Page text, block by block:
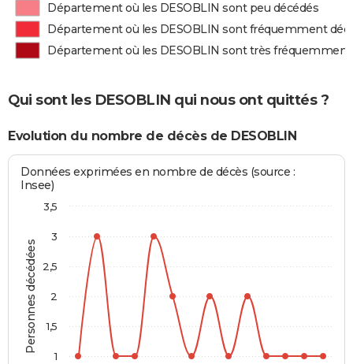
Département où les DESOBLIN sont peu décédés
Département où les DESOBLIN sont fréquemment
Département où les DESOBLIN sont très fréquemment
Qui sont les DESOBLIN qui nous ont quittés ?
Evolution du nombre de décès de DESOBLIN
Personnes décédées
Données exprimées en nombre de décès (source :
Insee)
1
1,5
2
2,5
3
3,5